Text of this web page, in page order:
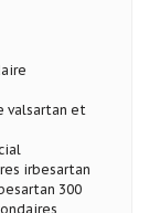
valsartan et
irbesartan
300